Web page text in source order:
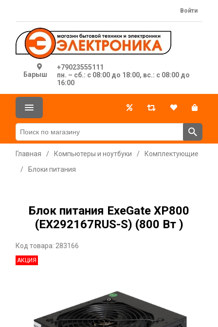
Барыш
+79023555111
пн. – сб.: с 08:00 до 18:00, вс.: с 08:00 до
16:00
Войти
Главная / Компьютеры и ноутбуки /
Комплектующие
/
Блоки питания
Блок питания ExeGate XP800
(EX292167RUS-S) (800 Вт )
Код товара: 283166
АКЦИЯ